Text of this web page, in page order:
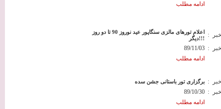
ادامه مطلب
اعلام تورهای مالزی سنگاپور عید نوروز 90 تا دو روز
دیگر!!!
:
89/11/03 :
ادامه مطلب
برگزاری تور باستانی جشن سده :
89/10/30 :
ادامه مطلب